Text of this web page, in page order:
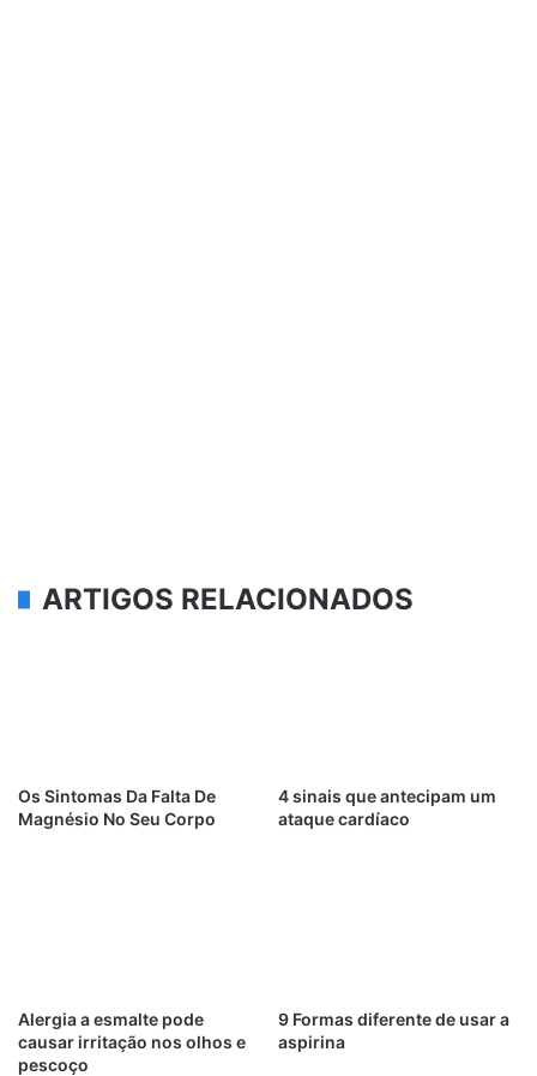
ARTIGOS RELACIONADOS
Os Sintomas Da Falta De
Magnésio No Seu Corpo
4 sinais que antecipam um
ataque cardíaco
Alergia a esmalte pode
causar irritação nos olhos e
pescoço
9 Formas diferente de usar a
aspirina